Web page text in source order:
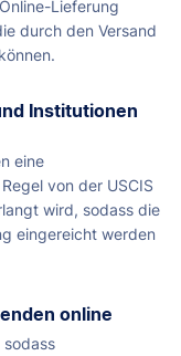
Lieferung
durch den Versand
Institutionen
eine
von der USCIS
wird, sodass die
eingereicht werden
online
sodass